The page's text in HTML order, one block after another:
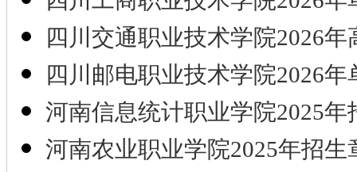
四川交通职业技术学院2026年
四川邮电职业技术学院2026年
河南信息统计职业学院2025年
河南农业职业学院2025年招生